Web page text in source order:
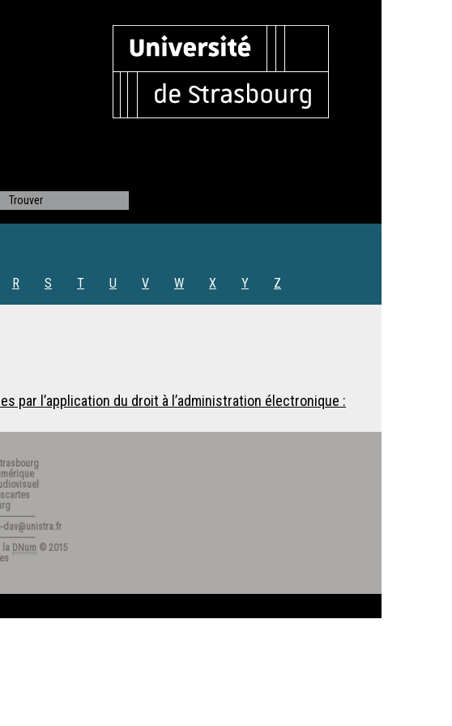
R S T U V W X Y Z
par l’application du droit à l’administration électronique :
dav@unistra.fr
la DNum © 2015